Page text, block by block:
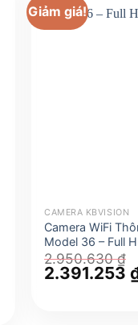
Giảm giá!
CAMERA KBVISION
Camera WiFi
Model 36 – Full
2.950.630₫
Giá
gốc
2.391.253